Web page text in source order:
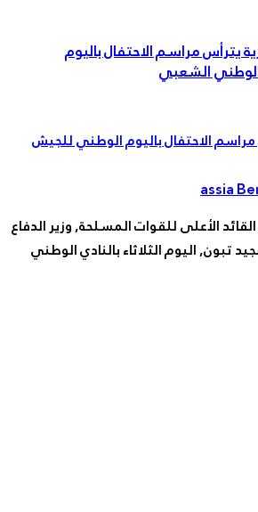
الاحتفال باليوم الوطني للجيش
الأعلى للقوات المسلحة, وزير الدفاع
اليوم الثلاثاء بالنادي الوطني